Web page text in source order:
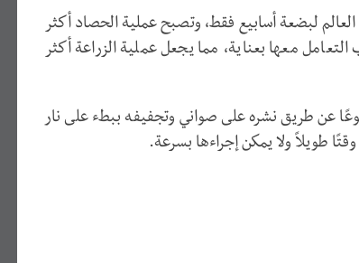
لبضعة أسابيع فقط، وتصبح عملية الحصاد أكثر
معها بعناية، مما يجعل عملية الزراعة أكثر
عن طريق نشره على صواني وتجفيفه ببطء على نار
طويلاً ولا يمكن إجراءها بسرعة.